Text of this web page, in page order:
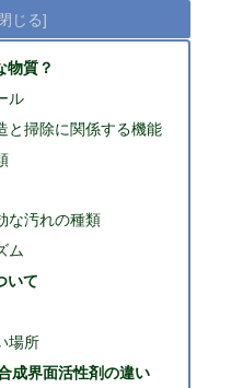
物質？
ル
と掃除に関係する機能
な汚れの種類
ム
いて
場所
成界面活性剤の違い